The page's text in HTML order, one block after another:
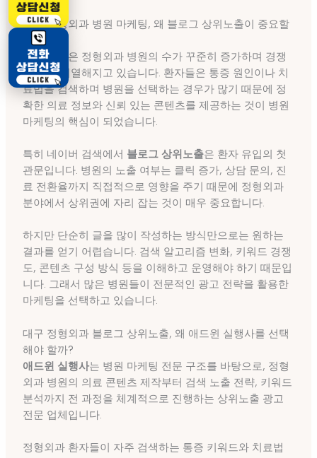
는 방법
대구 정형외과 병원 마케팅, 왜 블로그 상위노출이 중요할
까요?
대구 지역은 정형외과 병원의 수가 꾸준히 증가하며 경쟁
이 더욱 치열해지고 있습니다. 환자들은 통증 원인이나 치
료법을 검색하며 병원을 선택하는 경우가 많기 때문에 정
확한 의료 정보와 신뢰 있는 콘텐츠를 제공하는 것이 병원
마케팅의 핵심이 되었습니다.
특히 네이버 검색에서 블로그 상위노출은 환자 유입의 첫
관문입니다. 병원의 노출 여부는 클릭 증가, 상담 문의, 진
료 전환율까지 직접적으로 영향을 주기 때문에 정형외과
분야에서 상위권에 자리 잡는 것이 매우 중요합니다.
하지만 단순히 글을 많이 작성하는 방식만으로는 원하는
결과를 얻기 어렵습니다. 검색 알고리즘 변화, 키워드 경쟁
도, 콘텐츠 구성 방식 등을 이해하고 운영해야 하기 때문입
니다. 그래서 많은 병원들이 전문적인 광고 전략을 활용한
마케팅을 선택하고 있습니다.
대구 정형외과 블로그 상위노출, 왜 애드윈 실행사를 선택
해야 할까?
애드윈 실행사는 병원 마케팅 전문 구조를 바탕으로, 정형
외과 병원의 의료 콘텐츠 제작부터 검색 노출 전략, 키워드
분석까지 전 과정을 체계적으로 진행하는 상위노출 광고
전문 업체입니다.
정형외과 환자들이 자주 검색하는 통증 키워드와 치료법